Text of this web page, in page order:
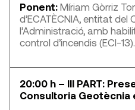
Ponent: Míriam Gòrriz
d’ECATÈCNIA, entitat
l’Administració, amb
control d’incendis (ECI-13).
20:00 h – III PART:
Consultoria Geotècnia